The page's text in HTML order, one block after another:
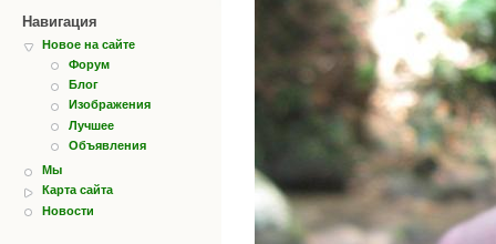
Навигация
Новое на сайте
Форум
Блог
Изображения
Лучшее
Объявления
Мы
Карта сайта
Новости